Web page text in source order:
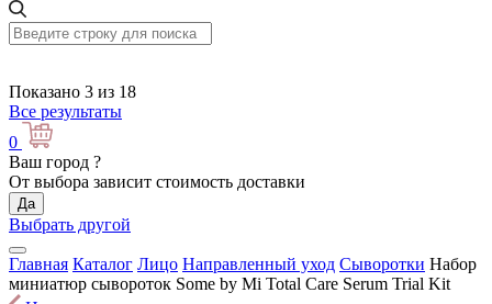
Показано 3 из 18
Все результаты
0
Ваш город ?
От выбора зависит стоимость доставки
Да
Выбрать другой
Главная Каталог Лицо Направленный уход Сыворотки Набор
миниатюр сывороток Some by Mi Total Care Serum Trial Kit